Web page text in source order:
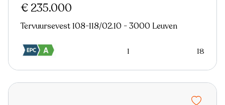
€ 235.000
Tervuursevest 108-118/02.10 - 3000 Leuven
1 18